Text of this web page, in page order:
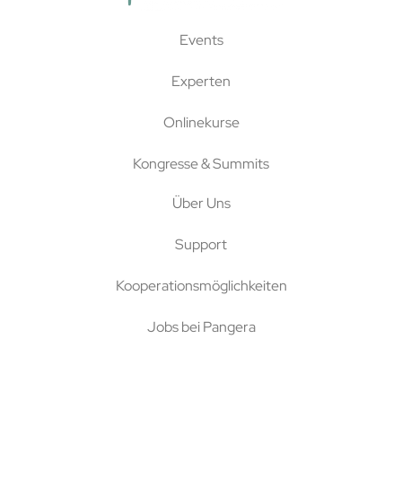
Events
Experten
Onlinekurse
Kongresse & Summits
Über Uns
Support
Kooperationsmöglichkeiten
Jobs bei Pangera